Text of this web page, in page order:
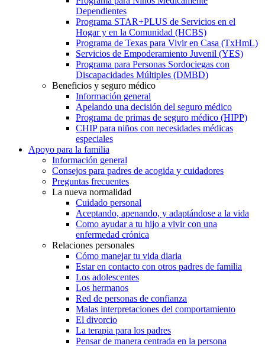
Dependientes
Programa STAR+PLUS de Servicios en el
Hogar y en la Comunidad (HCBS)
Programa de Texas para Vivir en Casa (TxHmL)
Servicios de Empoderamiento Juvenil (YES)
Programa para Personas Sordociegas con
Discapacidades Múltiples (DMBD)
Beneficios y seguro médico
Información general
Apelando una decisión del seguro médico
Programa de primas de seguro médico (HIPP)
CHIP para niños con necesidades médicas
especiales
Apoyo para la familia
Información general
Consejos para padres de acogida y cuidadores
Preguntas frecuentes
La nueva normalidad
Cuidado personal
Aceptando, apenando, y adaptándose a la vida
Como ayudar a tu hijo a vivir con una
enfermedad crónica
Relaciones personales
Cómo manejar tu vida diaria
Estar en contacto con otros padres de familia
Los adolescentes
Los hermanos
Red de personas de confianza
Malas interpretaciones del comportamiento
El divorcio
La terapia para los padres
Pensar de manera centrada en la persona